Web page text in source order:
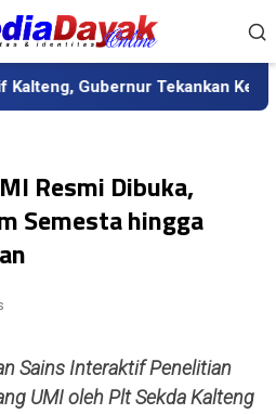
Gubernur Tekankan Kerja
Resmi Dibuka,
Semesta hingga
Sains Interaktif Penelitian
UMI oleh Plt Sekda Kalteng